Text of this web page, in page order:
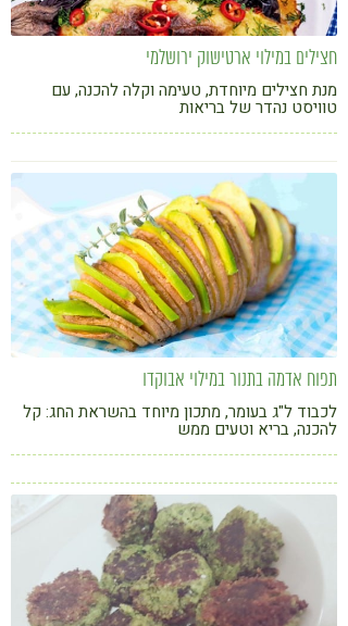
חצילים במילוי ארטישוק ירושלמי
מנת חצילים מיוחדת, טעימה וקלה להכנה, עם
טוויסט נהדר של בריאות
תפוח אדמה בתנור במילוי אבוקדו
לכבוד ל"ג בעומר, מתכון מיוחד בהשראת החג: קל
להכנה, בריא וטעים ממש